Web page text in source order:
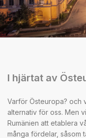
I hjärtat av
Varför Östeuropa? och
alternativ för oss. Men
Rumänien att etablera
många fördelar, såsom